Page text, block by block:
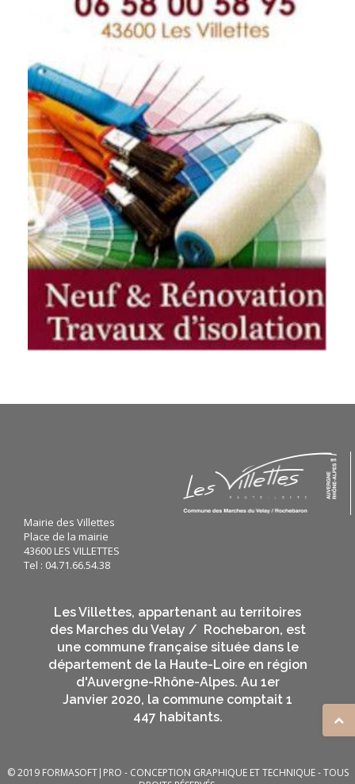
Mairie des Villettes
Place de la mairie
43600 LES VILLETTES
Tel : 04.71.66.54.38
Les Villettes, appartenant au territoires
des Marches du Velay / Rochebaron, est
une commune française située dans le
département de la Haute-Loire en région
d'Auvergne-Rhône-Alpes. Au 1er
Janvier 2020, la commune comptait 1
447 habitants.
© 2019 FORMASOFT|PRO - CONCEPTION GRAPHIQUE ET TECHNIQUE - TOUS